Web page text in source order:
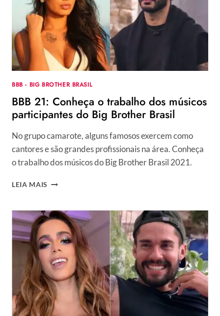
TAXAS
DE
REJEIÇÃO
DO
REALITY
BBB - BIG BROTHER BRASIL
BBB 21: Conheça o trabalho dos músicos
participantes do Big Brother Brasil
No grupo camarote, alguns famosos exercem como
cantores e são grandes profissionais na área. Conheça
o trabalho dos músicos do Big Brother Brasil 2021.
LEIA MAIS BBB
O
TRABALHO
DOS
MÚSICOS
PARTICIPANTES
DO
BIG
BROTHER
BRASIL